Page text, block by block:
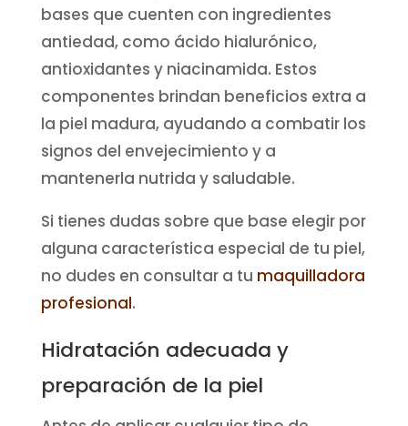
bases que cuenten con ingredientes
antiedad, como ácido hialurónico,
antioxidantes y niacinamida. Estos
componentes brindan beneficios extra a
la piel madura, ayudando a combatir los
signos del envejecimiento y a
mantenerla nutrida y saludable.
Si tienes dudas sobre que base elegir por
alguna característica especial de tu piel,
no dudes en consultar a tu maquilladora
profesional.
Hidratación adecuada y
preparación de la piel